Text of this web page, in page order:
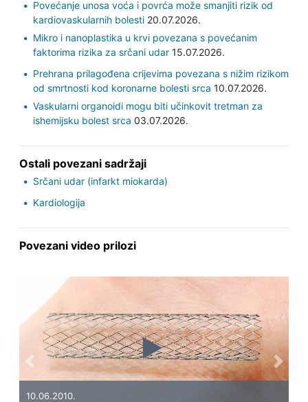
Povećanje unosa voća i povrća može smanjiti rizik od
kardiovaskularnih bolesti20.07.2026.
Mikro i nanoplastika u krvi povezana s povećanim
faktorima rizika za srčani udar15.07.2026.
Prehrana prilagođena crijevima povezana s nižim rizikom
od smrtnosti kod koronarne bolesti srca 10.07.2026.
Vaskularni organoidi mogu biti učinkovit tretman za
ishemijsku bolest srca 03.07.2026.
Ostali povezani sadržaji
Srčani udar (infarkt miokarda)
Kardiologija
Povezani video prilozi
10.06.2010.
Previous Next